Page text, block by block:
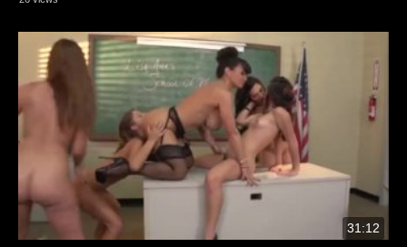
31:12